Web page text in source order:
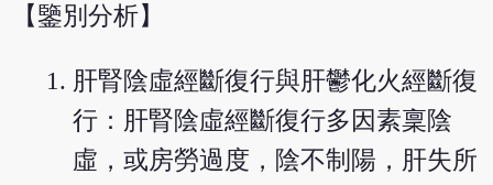
【鑒別分析】
肝腎陰虛經斷復行與肝鬱化火經斷復
行：肝腎陰虛經斷復行多因素稟陰
虛，或房勞過度，陰不制陽，肝失所